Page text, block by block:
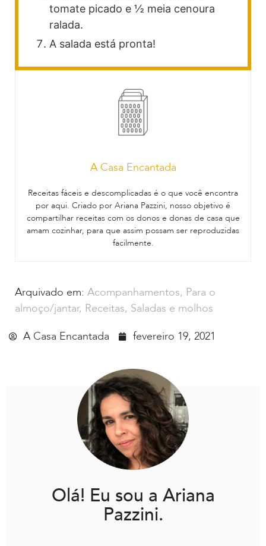
tomate picado e ½ meia cenoura
ralada.
A salada está pronta!
A Casa Encantada
Receitas fáceis e descomplicadas é o que você encontra
por aqui. Criado por Ariana Pazzini, nosso objetivo é
compartilhar receitas com os donos e donas de casa que
amam cozinhar, para que assim possam ser reproduzidas
facilmente.
Arquivado em: Acompanhamentos, Para o
almoço/jantar, Receitas, Saladas e molhos
A Casa Encantada
fevereiro 19, 2021
Olá! Eu sou a Ariana
Pazzini.